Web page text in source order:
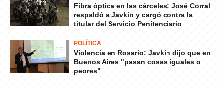
Fibra óptica en las cárceles: José Corral
respaldó a Javkin y cargó contra la
titular del Servicio Penitenciario
POLÍTICA
Violencia en Rosario: Javkin dijo que en
Buenos Aires "pasan cosas iguales o
peores"